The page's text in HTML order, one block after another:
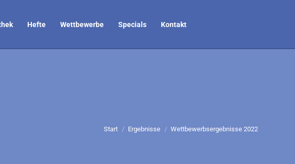
Hefte Wettbewerbe Specials Kontakt
Sie befinden sich hier:
Start Ergebnisse Wettbewerbsergebnisse 2022